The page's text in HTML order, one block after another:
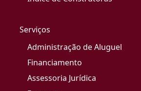
Serviços
Administração de Aluguel
Financiamento
Assessoria Jurídica